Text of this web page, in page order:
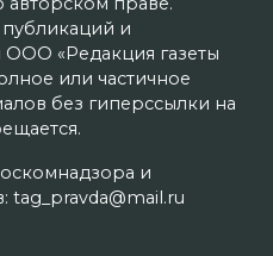
и
ООО «Редакция газеты
или частичное
без гиперссылки на
и
tag_pravda@mail.ru